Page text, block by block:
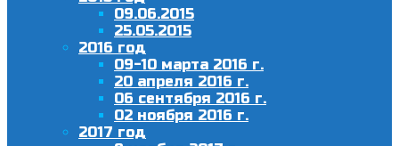
09.06.2015
25.05.2015
2016 год
09-10 марта 2016 г.
20 апреля 2016 г.
06 сентября 2016 г.
02 ноября 2016 г.
2017 год